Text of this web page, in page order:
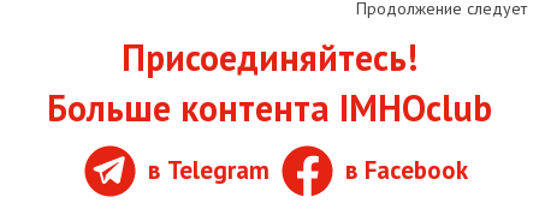
Продолжение следует
Присоединяйтесь!
Больше контента IMHOclub
в Telegram в Facebook